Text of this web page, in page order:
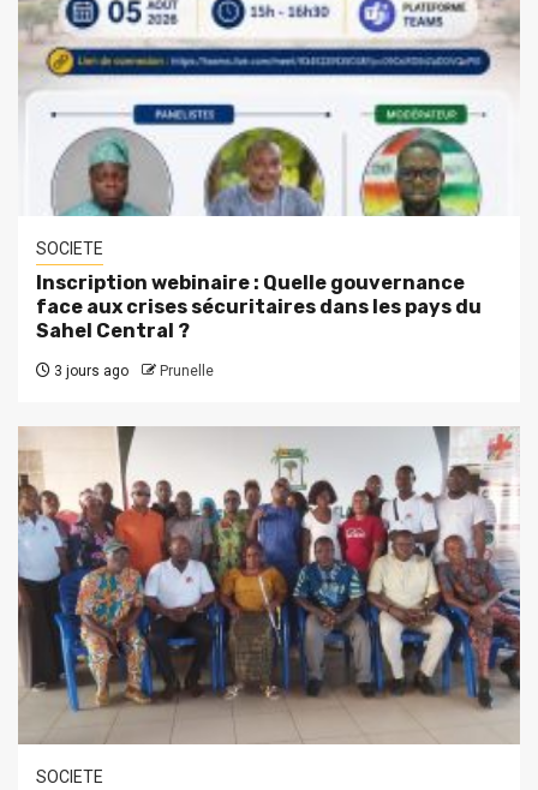
SOCIETE
Inscription webinaire : Quelle gouvernance
face aux crises sécuritaires dans les pays du
Sahel Central ?
3 jours ago Prunelle
SOCIETE